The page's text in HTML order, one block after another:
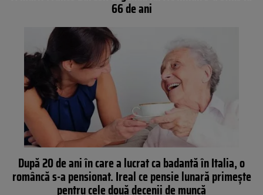
66 de ani
După 20 de ani în care a lucrat ca badantă în Italia, o
româncă s-a pensionat. Ireal ce pensie lunară primește
pentru cele două decenii de muncă